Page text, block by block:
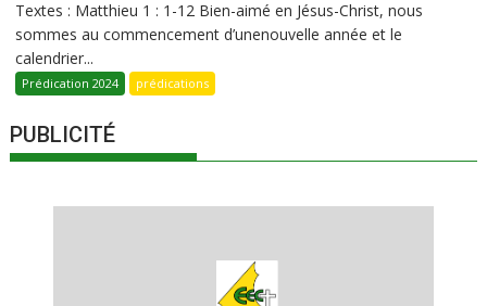
Textes : Matthieu 1 : 1-12 Bien-aimé en Jésus-Christ, nous
sommes au commencement d’unenouvelle année et le
calendrier...
Prédication 2024 prédications
PUBLICITÉ